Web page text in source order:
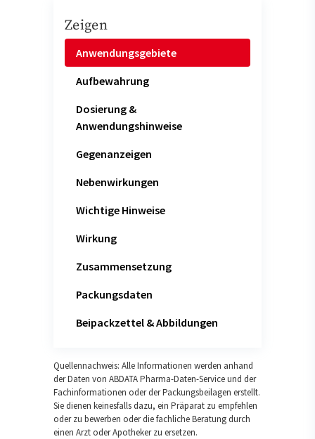
Zeigen
Anwendungsgebiete
Aufbewahrung
Dosierung &
Anwendungshinweise
Gegenanzeigen
Nebenwirkungen
Wichtige Hinweise
Wirkung
Zusammensetzung
Packungsdaten
Beipackzettel & Abbildungen
Quellennachweis: Alle Informationen werden anhand
der Daten von ABDATA Pharma-Daten-Service und der
Fachinformationen oder der Packungsbeilagen erstellt.
Sie dienen keinesfalls dazu, ein Präparat zu empfehlen
oder zu bewerben oder die fachliche Beratung durch
einen Arzt oder Apotheker zu ersetzen.